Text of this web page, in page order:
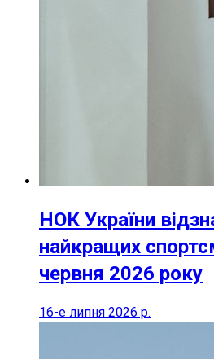
НОК України
найкращих
червня 2026 року
16-е липня 2026 р.